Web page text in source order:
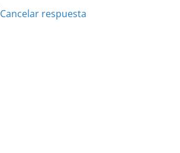
Cancelar respuesta